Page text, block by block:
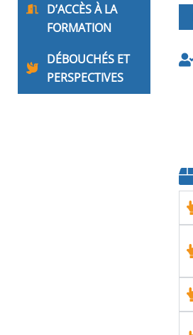
D’ACCÈS À LA
FORMATION
DÉBOUCHÉS ET
PERSPECTIVES